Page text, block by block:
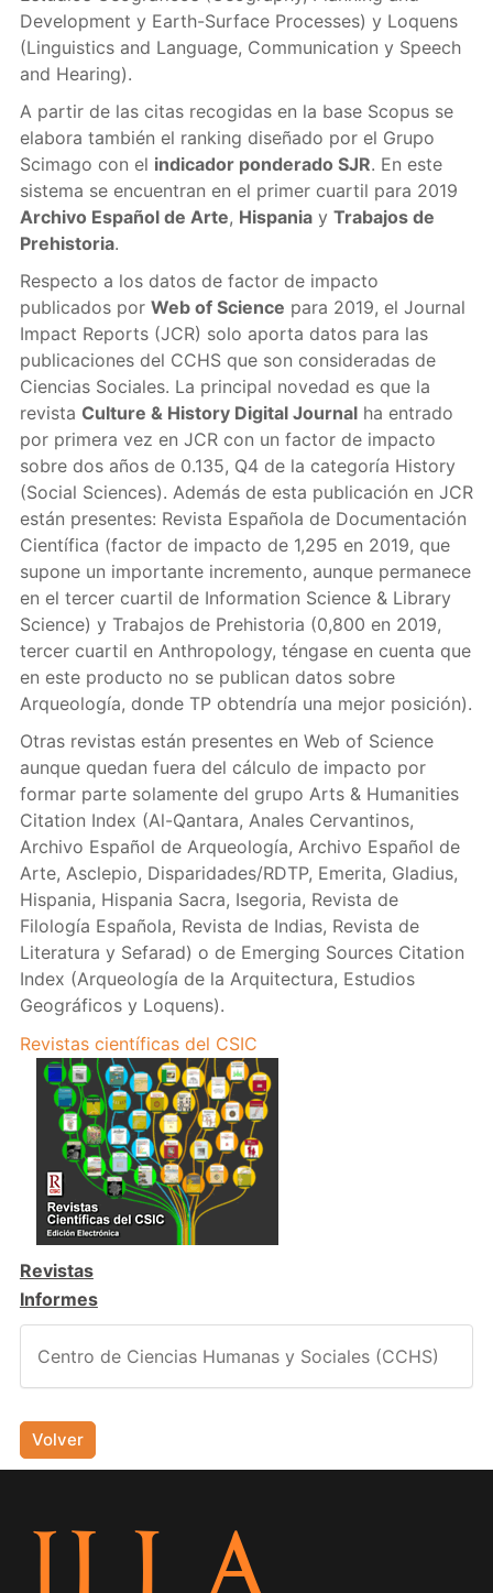
Development y Earth-Surface Processes) y Loquens
(Linguistics and Language, Communication y Speech
and Hearing).
A partir de las citas recogidas en la base Scopus se
elabora también el ranking diseñado por el Grupo
Scimago con el indicador ponderado SJR. En este
sistema se encuentran en el primer cuartil para 2019
Archivo Español de Arte, Hispaniay Trabajos de
Prehistoria.
Respecto a los datos de factor de impacto
publicados por Web of Science para 2019, el Journal
Impact Reports (JCR) solo aporta datos para las
publicaciones del CCHS que son consideradas de
Ciencias Sociales. La principal novedad es que la
revista Culture & History Digital Journalha entrado
por primera vez en JCR con un factor de impacto
sobre dos años de 0.135, Q4 de la categoría History
(Social Sciences). Además de esta publicación en JCR
están presentes: Revista Española de Documentación
Científica (factor de impacto de 1,295 en 2019, que
supone un importante incremento, aunque permanece
en el tercer cuartil de Information Science & Library
Science) y Trabajos de Prehistoria (0,800 en 2019,
tercer cuartil en Anthropology, téngase en cuenta que
en este producto no se publican datos sobre
Arqueología, donde TP obtendría una mejor posición).
Otras revistas están presentes en Web of Science
aunque quedan fuera del cálculo de impacto por
formar parte solamente del grupo Arts & Humanities
Citation Index (Al-Qantara, Anales Cervantinos,
Archivo Español de Arqueología, Archivo Español de
Arte, Asclepio, Disparidades/RDTP, Emerita, Gladius,
Hispania, Hispania Sacra, Isegoria, Revista de
Filología Española, Revista de Indias, Revista de
Literatura y Sefarad) o de Emerging Sources Citation
Index (Arqueología de la Arquitectura, Estudios
Geográficos y Loquens).
Revistas científicas del CSIC
Revistas
Informes
Centro de Ciencias Humanas y Sociales (CCHS)
Volver